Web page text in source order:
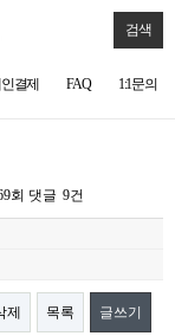
검색
결제 FAQ 1:1문의
회 댓글 9건
제 목록 글쓰기